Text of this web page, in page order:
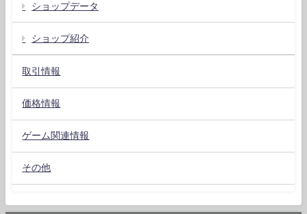
ショップデータ
ショップ紹介
取引情報
価格情報
ゲーム関連情報
その他